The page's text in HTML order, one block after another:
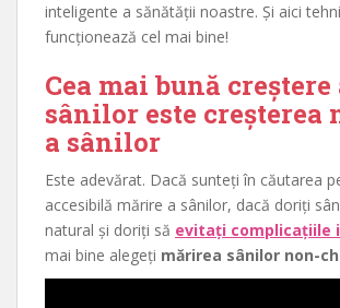
inteligente a sănătății noastre. Și aici
funcționează cel mai bine!
Cea mai bună creștere
sânilor este creșterea
a sânilor
Este adevărat. Dacă sunteți în căutarea
accesibilă mărire a sânilor, dacă doriți
natural și doriți să evitați complicațiile
mai bine alegeți mărirea sânilor non-